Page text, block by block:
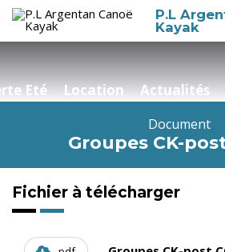
P.L
Kayak
Eté Location Actualités
Document
Groupes CK-
Fichier à télécharger